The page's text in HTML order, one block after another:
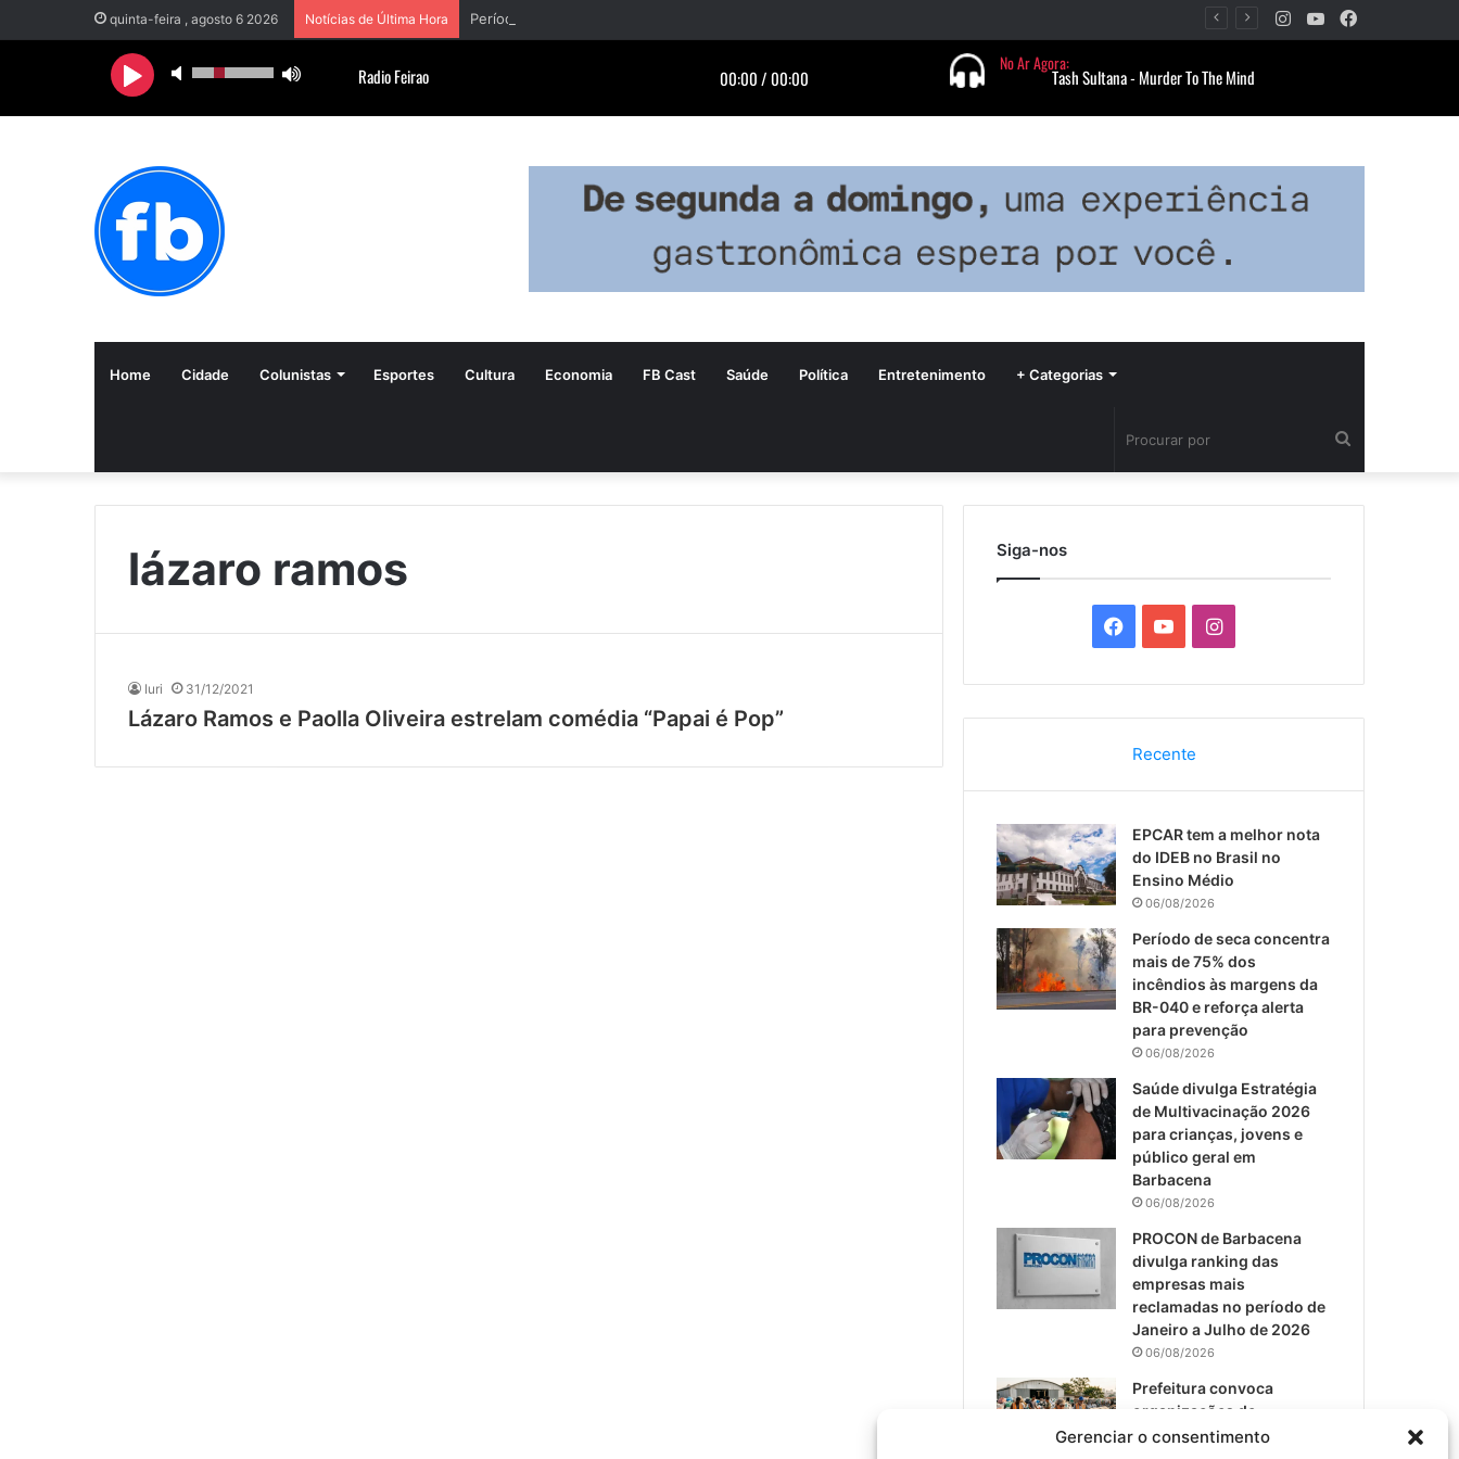
Gerenciar o consentimento
quinta-feira , agosto 6 2026 Notícias de Última Hora YouTube
Instagram
Home Cidade Colunistas Esportes Cultura Economia FB Cast Saúde Política Entretenimento + Categorias
por
lázaro ramos
Iuri 31/12/2021
Lázaro Ramos e Paolla Oliveira estrelam comédia “Papai é Pop”
Siga-nos
c
e
b
o
o
k
u
T
u
b
e
I
s
a
g
r
m
Recente
EPCAR tem a melhor nota
do IDEB no Brasil no
Ensino Médio
06/08/2026
Período de seca concentra
mais de 75% dos
incêndios às margens da
BR-040 e reforça alerta
para prevenção
06/08/2026
Saúde divulga Estratégia
de Multivacinação 2026
para crianças, jovens e
público geral em
Barbacena
06/08/2026
PROCON de Barbacena
divulga ranking das
empresas mais
reclamadas no período de
Janeiro a Julho de 2026
06/08/2026
Prefeitura convoca
organizações de
catadores para reunião